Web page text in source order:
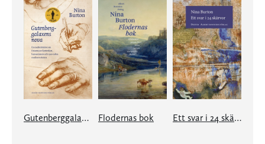
Gutenberggalaxens nova Flodernas bok Ett svar i 24 skärvor